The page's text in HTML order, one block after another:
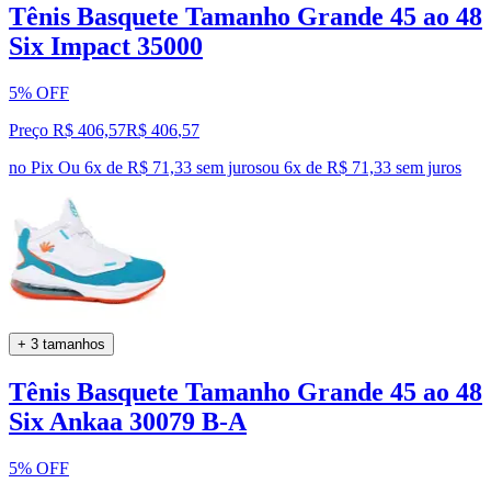
Tênis Basquete Tamanho Grande 45 ao 48
Six Impact 35000
5% OFF
Preço R$ 406,57R$ 406,57
no Pix Ou 6x de R$ 71,33 sem jurosou 6x de R$ 71,33 sem juros
+ 3 tamanhos
Tênis Basquete Tamanho Grande 45 ao 48
Six Ankaa 30079 B-A
5% OFF